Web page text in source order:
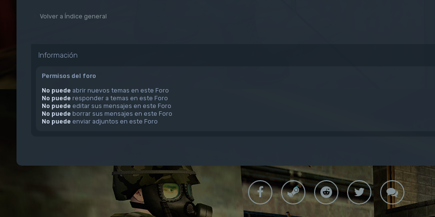
Volver a Índice general
Información
Permisos del foro
No puede abrir nuevos temas en este Foro
No puede responder a temas en este Foro
No puede editar sus mensajes en este Foro
No puede borrar sus mensajes en este Foro
No puede enviar adjuntos en este Foro